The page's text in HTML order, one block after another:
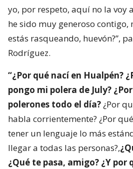
yo, por respeto, aquí no la voy
he sido muy generoso contigo,
estás rasqueando, huevón?”,
Rodríguez.
“¿Por qué nací en Hualpén?
pongo mi polera de July?
polerones todo el día?¿Por
habla corrientemente? ¿Por
tener un lenguaje lo más
llegar a todas las personas?,
¿Qué te pasa, amigo? ¿Y